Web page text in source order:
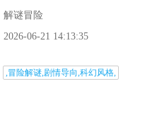
解谜冒险
2026-06-21 14:13:35
,冒险解谜,剧情导向,科幻风格,